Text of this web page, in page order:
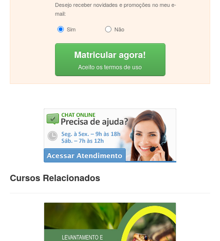
Desejo receber novidades e promoções no meu e-
mail:
Sim
Não
Matricular agora!
Aceito os termos de uso
Cursos Relacionados